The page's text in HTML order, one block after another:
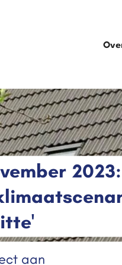
2023:
aan